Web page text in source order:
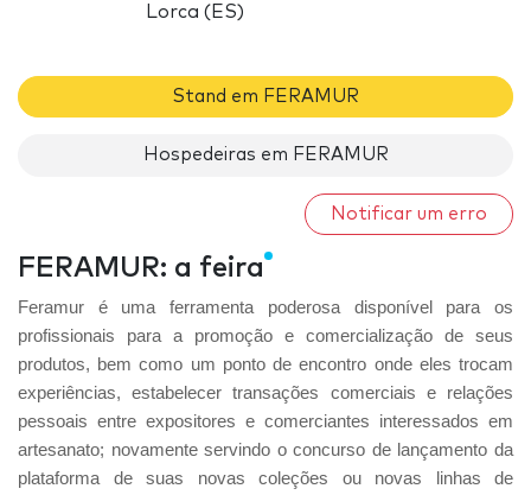
Lorca (ES)
Stand em FERAMUR
Hospedeiras em FERAMUR
Notificar um erro
FERAMUR: a feira
Feramur é uma ferramenta poderosa disponível para os
profissionais para a promoção e comercialização de seus
produtos, bem como um ponto de encontro onde eles trocam
experiências, estabelecer transações comerciais e relações
pessoais entre expositores e comerciantes interessados em
artesanato; novamente servindo o concurso de lançamento da
plataforma de suas novas coleções ou novas linhas de